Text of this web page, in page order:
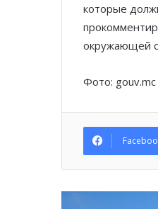
которые
окружающей
Фото: gouv.mc